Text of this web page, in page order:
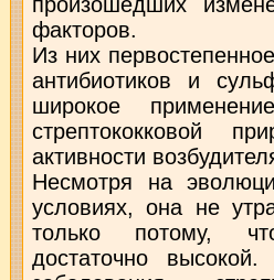
факторов.
Из них
антибиотиков и
широкое
стрептококковой
активности
Несмотря на
условиях, она не
только потому,
достаточно